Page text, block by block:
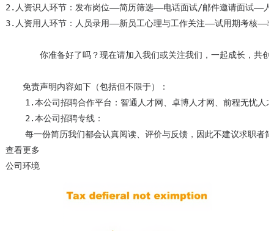
2.人资识人环节：发布岗位——简历筛选——电话面试/邮件邀请面试——
3.人资用人环节：人员录用——新员工心理与工作关注——试用期考核——
你准备好了吗？现在请加入我们或关注我们，一起成长，共创
免责声明内容如下（包括但不限于）：
1.本公司招聘合作平台：智通人才网、卓博人才网、前程无忧人
    2.本公司招聘专线：
每一份简历我们都会认真阅读、评价与反馈，因此不建议求职者
查看更多
公司环境